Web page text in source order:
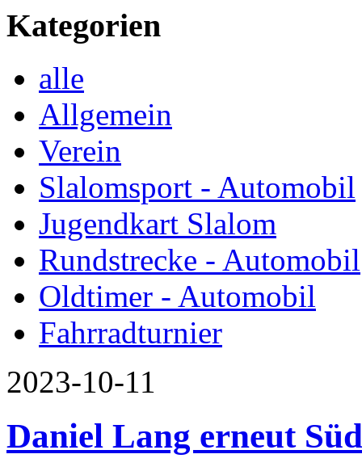
Kategorien
alle
Allgemein
Verein
Slalomsport - Automobil
Jugendkart Slalom
Rundstrecke - Automobil
Oldtimer - Automobil
Fahrradturnier
2023-10-11
Daniel Lang erneut